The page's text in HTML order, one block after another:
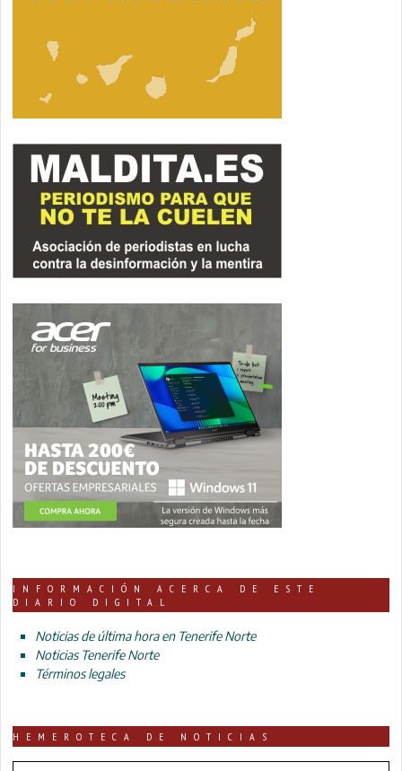
INFORMACIÓN ACERCA DE ESTE
DIARIO DIGITAL
Noticias de última hora en Tenerife Norte
Noticias Tenerife Norte
Términos legales
HEMEROTECA DE NOTICIAS